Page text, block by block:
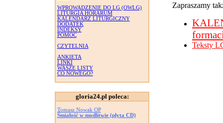
WPROWADZENIE DO LG (OWLG)
LITURGIA HORARUM
KALENDARZ LITURGICZNY
DODATEK
INDEKSY
POMOC
CZYTELNIA
ANKIETA
LINKI
WASZE LISTY
CO NOWEGO?
gloria24.pl poleca:
Tomasz Nowak OP
Śmiałość w modlitwie (płyta CD)
Zapraszamy
Teksty